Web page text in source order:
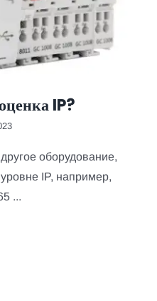
IP?
оборудование,
IP, например,
...